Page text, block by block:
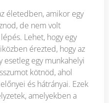
életedben, amikor egy
de nem volt
Lehet, hogy egy
érezted, hogy az
esetleg egy munkahelyi
kötnöd, ahol
és hátrányai. Ezek
amelyekben a